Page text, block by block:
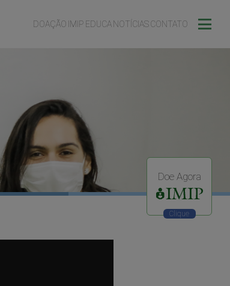
DOAÇÃO IMIP EDUCANOTÍCIASCONTATO
Doe Agora